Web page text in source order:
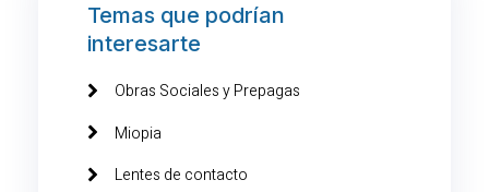
Temas que podrían
interesarte
Obras Sociales y Prepagas
Miopia
Lentes de contacto